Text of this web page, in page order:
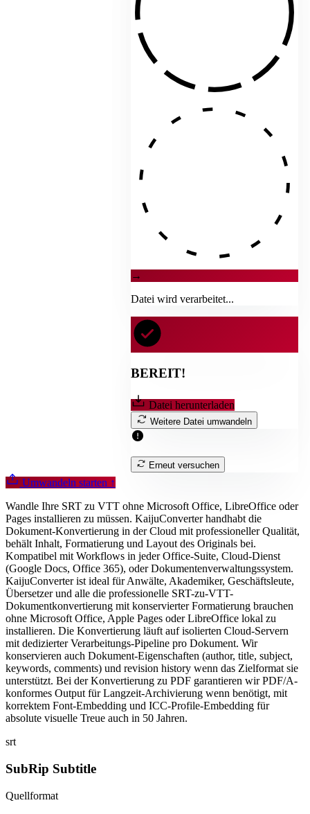
→
Datei wird verarbeitet...
BEREIT!
Datei herunterladen
Weitere Datei umwandeln
Erneut versuchen
Umwandeln starten ↑
Wandle Ihre SRT zu VTT ohne Microsoft Office, LibreOffice oder
Pages installieren zu müssen. KaijuConverter handhabt die
Dokument-Konvertierung in der Cloud mit professioneller Qualität,
behält Inhalt, Formatierung und Layout des Originals bei.
Kompatibel mit Workflows in jeder Office-Suite, Cloud-Dienst
(Google Docs, Office 365), oder Dokumentenverwaltungssystem.
KaijuConverter ist ideal für Anwälte, Akademiker, Geschäftsleute,
Übersetzer und alle die professionelle SRT-zu-VTT-
Dokumentkonvertierung mit konservierter Formatierung brauchen
ohne Microsoft Office, Apple Pages oder LibreOffice lokal zu
installieren. Die Konvertierung läuft auf isolierten Cloud-Servern
mit dedizierter Verarbeitungs-Pipeline pro Dokument. Wir
konservieren auch Dokument-Eigenschaften (author, title, subject,
keywords, comments) und revision history wenn das Zielformat sie
unterstützt. Bei der Konvertierung zu PDF garantieren wir PDF/A-
konformes Output für Langzeit-Archivierung wenn benötigt, mit
korrektem Font-Embedding und ICC-Profile-Embedding für
absolute visuelle Treue auch in 50 Jahren.
srt
SubRip Subtitle
Quellformat